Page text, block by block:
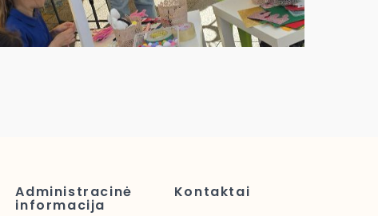
Administracinė
informacija
Kontaktai